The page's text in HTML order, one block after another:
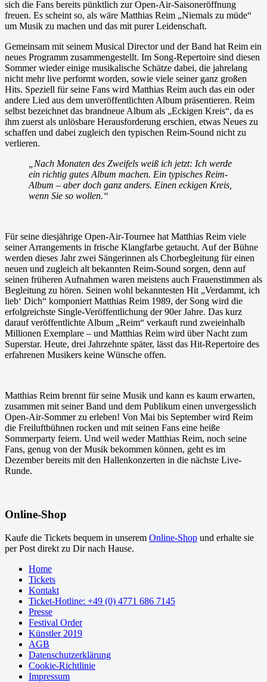
sich die Fans bereits pünktlich zur Open-Air-Saisoneröffnung
freuen. Es scheint so, als wäre Matthias Reim „Niemals zu müde“
um Musik zu machen und das mit purer Leidenschaft.
Gemeinsam mit seinem Musical Director und der Band hat Reim ein
neues Programm zusammengestellt. Im Song-Repertoire sind diesen
Sommer wieder einige musikalische Schätze dabei, die jahrelang
nicht mehr live performt worden, sowie viele seiner ganz großen
Hits. Speziell für seine Fans wird Matthias Reim auch das ein oder
andere Lied aus dem unveröffentlichten Album präsentieren. Reim
selbst bezeichnet das brandneue Album als „Eckigen Kreis“, da es
ihm zuerst als unlösbare Herausforderung erschien, etwas Neues zu
schaffen und dabei zugleich den typischen Reim-Sound nicht zu
verlieren.
„Nach Monaten des Zweifels weiß ich jetzt: Ich werde
ein richtig gutes Album machen. Ein typisches Reim-
Album – aber doch ganz anders. Einen eckigen Kreis,
wenn Sie so wollen.“
Für seine diesjährige Open-Air-Tournee hat Matthias Reim viele
seiner Arrangements in frische Klangfarbe getaucht. Auf der Bühne
werden dieses Jahr zwei Sängerinnen als Chorbegleitung für einen
neuen und zugleich alt bekannten Reim-Sound sorgen, denn auf
seinen früheren Aufnahmen waren meistens auch Frauenstimmen als
Begleitung zu hören. Seinen wohl bekanntesten Hit „Verdammt, ich
lieb‘ Dich“ komponiert Matthias Reim 1989, der Song wird die
erfolgreichste Single-Veröffentlichung der 90er Jahre. Das kurz
darauf veröffentlichte Album „Reim“ verkauft rund zweieinhalb
Millionen Exemplare – und Matthias Reim wird über Nacht zum
Superstar. Heute, drei Jahrzehnte später, lässt das Hit-Repertoire des
erfahrenen Musikers keine Wünsche offen.
Matthias Reim brennt für seine Musik und kann es kaum erwarten,
zusammen mit seiner Band und dem Publikum einen unvergesslich
Open-Air-Sommer zu erleben! Von Mai bis September wird Reim
die Freiluftbühnen rocken und mit seinen Fans eine heiße
Sommerparty feiern. Und weil weder Matthias Reim, noch seine
Fans, genug von der Musik bekommen können, geht es im
Dezember bereits mit den Hallenkonzerten in die nächste Live-
Runde.
Online-Shop
Kaufe die Tickets bequem in unserem Online-Shop und erhalte sie
per Post direkt zu Dir nach Hause.
Home
Tickets
Kontakt
Ticket-Hotline: +49 (0) 4771 686 7145
Presse
Festival Order
Künstler 2019
AGB
Datenschutzerklärung
Cookie-Richtlinie
Impressum